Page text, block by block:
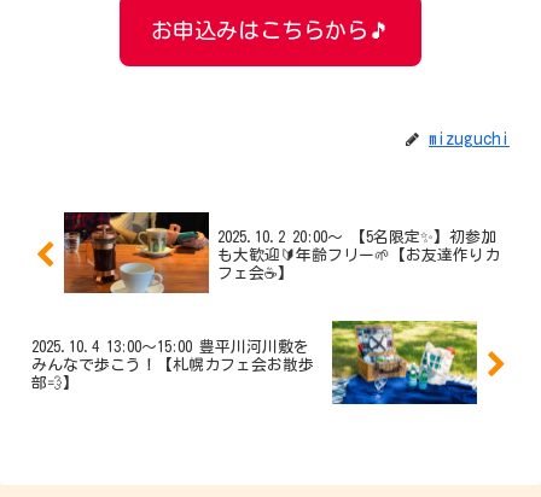
お申込みはこちらから🎵
mizuguchi
2025.10.2 20:00〜 【5名限定✨】初参加
も大歓迎🔰年齢フリー🌱【お友達作りカ
フェ会☕️】
2025.10.4 13:00～15:00 豊平川河川敷を
みんなで歩こう！【札幌カフェ会お散歩
部💨】